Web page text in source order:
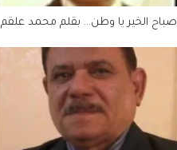
صباح الخير يا وطن… بقلم محمد علقم